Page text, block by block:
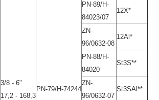
3/8 - 6"
17,2 - 168,3
PN-79/H-74244
PN-89/H-
84023/07
12X*
ZN-
96/0632-08
12Al*
PN-88/H-
84020
St3S**
ZN-
96/0632-07
St3SAl**